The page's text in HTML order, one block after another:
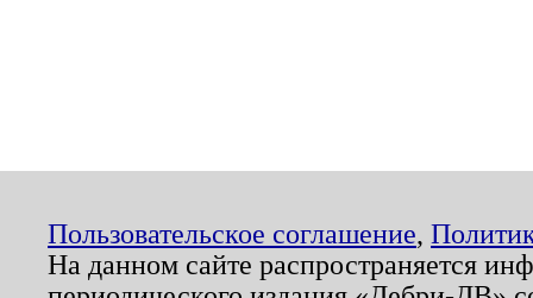
Пользовательское соглашение,
На данном сайте распространяется